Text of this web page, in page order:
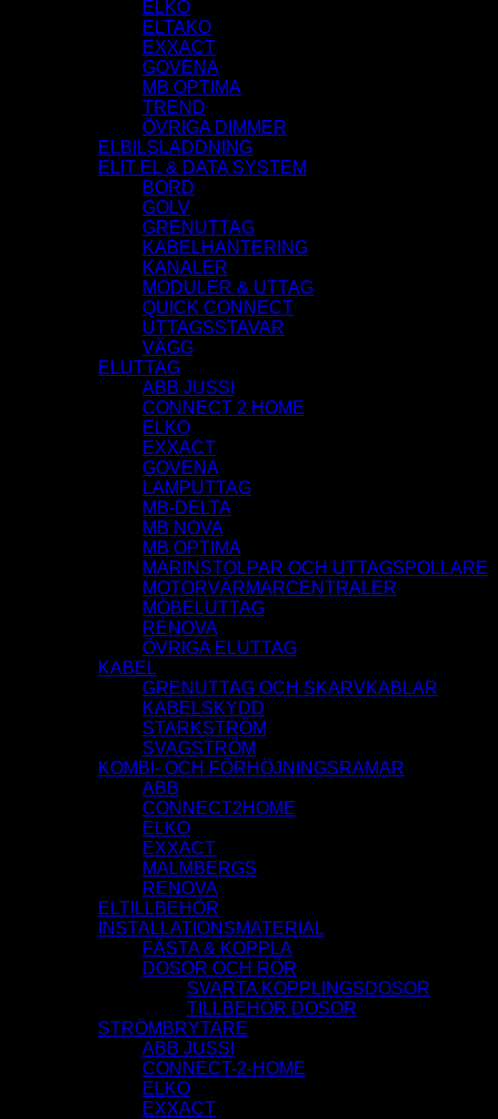
ELKO
ELTAKO
EXXACT
GOVENA
MB OPTIMA
TREND
ÖVRIGA DIMMER
ELBILSLADDNING
ELIT EL & DATA SYSTEM
BORD
GOLV
GRENUTTAG
KABELHANTERING
KANALER
MODULER & UTTAG
QUICK CONNECT
UTTAGSSTAVAR
VÄGG
ELUTTAG
ABB JUSSI
CONNECT 2 HOME
ELKO
EXXACT
GOVENA
LAMPUTTAG
MB-DELTA
MB NOVA
MB OPTIMA
MARINSTOLPAR OCH UTTAGSPOLLARE
MOTORVÄRMARCENTRALER
MÖBELUTTAG
RENOVA
ÖVRIGA ELUTTAG
KABEL
GRENUTTAG OCH SKARVKABLAR
KABELSKYDD
STARKSTRÖM
SVAGSTRÖM
KOMBI- OCH FÖRHÖJNINGSRAMAR
ABB
CONNECT2HOME
ELKO
EXXACT
MALMBERGS
RENOVA
ELTILLBEHÖR
INSTALLATIONSMATERIAL
FÄSTA & KOPPLA
DOSOR OCH RÖR
SVARTA KOPPLINGSDOSOR
TILLBEHÖR DOSOR
STRÖMBRYTARE
ABB JUSSI
CONNECT-2-HOME
ELKO
EXXACT